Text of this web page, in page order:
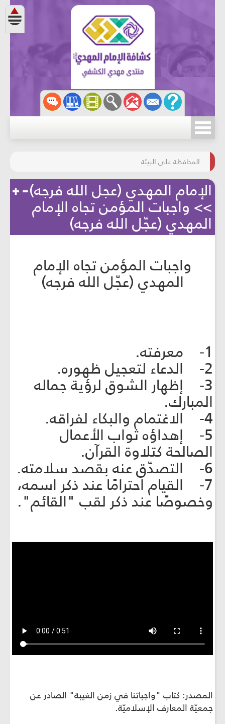
مسابقة الركب الحسينيّ
المحافظة على البيئة
الإمام المهدي (عجل الله فرجه)
>> واجبات المؤمن تجاه الإمام
المهدي (عجّل الله فرجه)
واجبات المؤمن تجاه الإمام
المهدي (عجّل الله فرجه)
1- معرفته.
2- الدعاء لتعجيل ظهوره.
3- إظهار الشوق لرؤية جماله
المبارك.
4- الاغتمام والبكاء لفراقه.
5- إهداؤه ثواب الأعمال
الصالحة كتلاوة القرآن.
6- التصدّق عنه بقصد سلامته.
7- القيام احترامًا عند ذكر اسمه،
وخصوصًا عند ذكر لقب "القائم".
المصدر: كتاب "واجباتنا في زمن الغيبة" الصادر عن
جمعيّة المعارف الإسلاميّة.